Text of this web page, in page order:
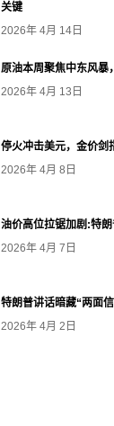
关键
2026年 4月 14日
原油本周聚焦中东风暴
2026年 4月 13日
停火冲击美元，金价剑
2026年 4月 8日
油价高位拉锯加剧:特
2026年 4月 7日
特朗普讲话暗藏“两面
2026年 4月 2日